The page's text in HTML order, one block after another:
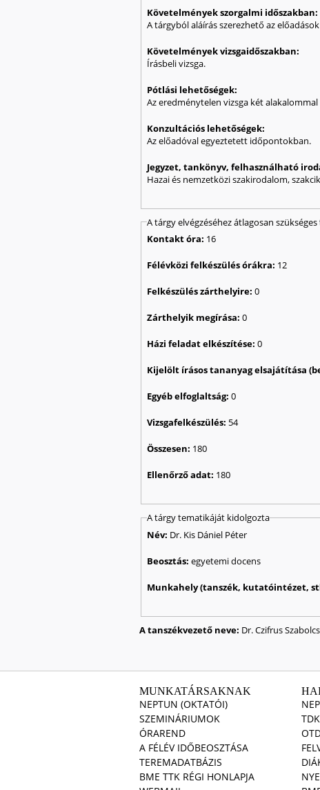
Követelmények szorgalmi időszakban:
A tárgyból aláírás szerezhető az
Követelmények vizsgaidőszakban:
Írásbeli vizsga.
Pótlási lehetőségek:
Az eredménytelen vizsga két
Konzultációs lehetőségek:
Az előadóval egyeztetett időpontokban.
Jegyzet, tankönyv, felhasználható
Hazai és nemzetközi szakirodalom,
A tárgy elvégzéséhez átlagosan
Kontakt óra: 16
Félévközi felkészülés órákra: 12
Felkészülés zárthelyire:0
Zárthelyik megírása:0
Házi feladat elkészítése:0
Kijelölt írásos tananyag elsajátítása
Egyéb elfoglaltság:0
Vizsgafelkészülés: 54
Összesen: 180
Ellenőrző adat: 180
A tárgy tematikáját kidolgozta
Név: Dr. Kis Dániel Péter
Beosztás:egyetemi docens
Munkahely (tanszék, kutatóintézet,
A tanszékvezető neve: Dr. Czifrus Szabolcs
MUNKATÁRSAKNAK
NEPTUN (OKTATÓI)
SZEMINÁRIUMOK
ÓRAREND
A FÉLÉV IDŐBEOSZTÁSA
TEREMADATBÁZIS
BME TTK RÉGI HONLAPJA
TDK